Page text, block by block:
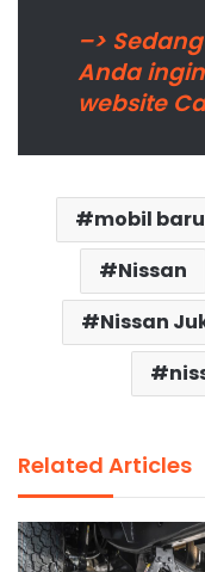
–>
Anda
website
mobil baru
Nissan
Nissan
Related Articles